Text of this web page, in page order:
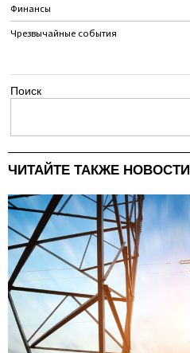
Финансы
Чрезвычайные события
Поиск
ЧИТАЙТЕ ТАКЖЕ НОВОСТИ